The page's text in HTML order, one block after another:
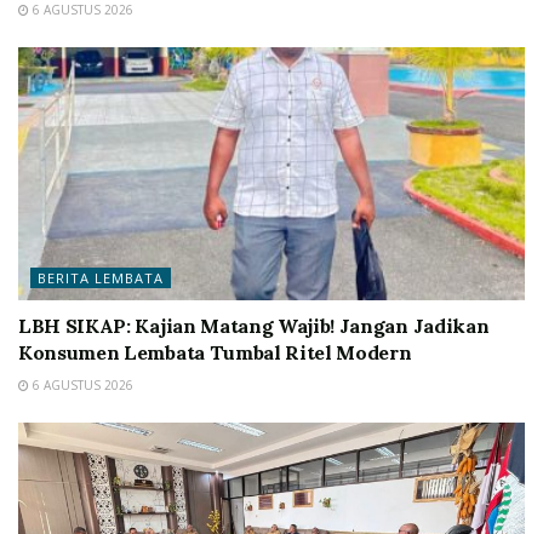
6 AGUSTUS 2026
BERITA LEMBATA
LBH SIKAP: Kajian Matang Wajib! Jangan Jadikan
Konsumen Lembata Tumbal Ritel Modern
6 AGUSTUS 2026